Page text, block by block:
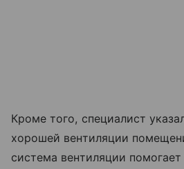
Кроме того, специалист
хорошей вентиляции
система вентиляции